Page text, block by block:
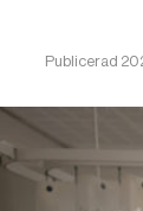
Publicerad